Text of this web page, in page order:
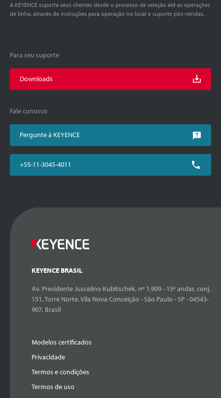
A KEYENCE suporta seus clientes desde o processo de seleção até as operações
de linha, através de instruções para operação no local e suporte pós-vendas.
Para seu suporte
Downloads
Fale conosco
Pergunte à KEYENCE
+55-11-3045-4011
KEYENCE BRASIL
Av. Presidente Juscelino Kubitschek, nº 1.909 - 15º andar, conj.
151, Torre Norte, Vila Nova Conceição - São Paulo - SP - 04543-
907, Brasil
Modelos certificados
Privacidade
Termos e condições
Termos de uso